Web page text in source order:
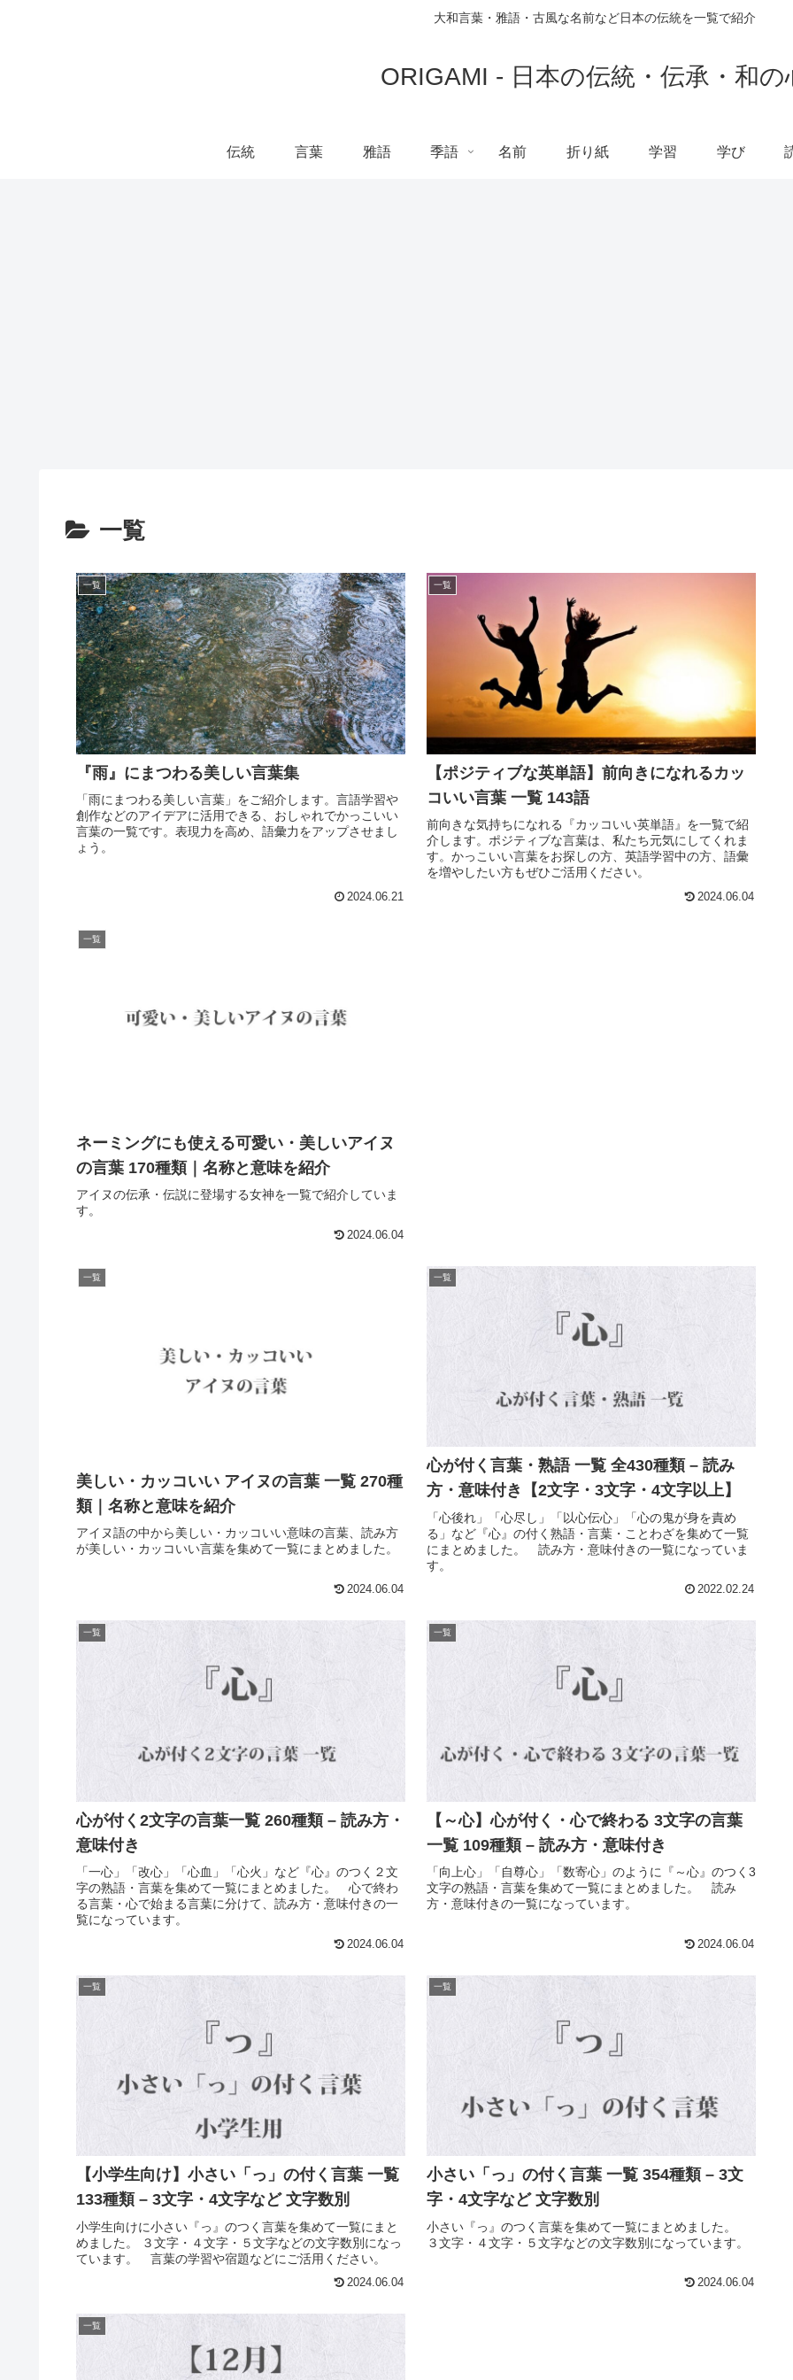
大和言葉・雅語・古風な名前など日本の伝統を一覧で紹介
ORIGAMI - 日本の伝統・伝承・和の
伝統 言葉 雅語 季語 名前 折り紙 学習 学び
一覧
一覧
『雨』にまつわる美しい言葉集
「雨にまつわる美しい言葉」をご紹介します。言語学習や
創作などのアイデアに活用できる、おしゃれでかっこいい
言葉の一覧です。表現力を高め、語彙力をアップさせまし
ょう。
2024.06.21
一覧
【ポジティブな英単語】前向きになれるカッ
コいい言葉 一覧 143語
前向きな気持ちになれる『カッコいい英単語』を一覧で紹
介します。ポジティブな言葉は、私たち元気にしてくれま
す。かっこいい言葉をお探しの方、英語学習中の方、語彙
を増やしたい方もぜひご活用ください。
2024.06.04
一覧
ネーミングにも使える可愛い・美しいアイヌ
の言葉 170種類｜名称と意味を紹介
アイヌの伝承・伝説に登場する女神を一覧で紹介していま
す。
2024.06.04
一覧
美しい・カッコいい アイヌの言葉 一覧 270種
類｜名称と意味を紹介
アイヌ語の中から美しい・カッコいい意味の言葉、読み方
が美しい・カッコいい言葉を集めて一覧にまとめました。
2024.06.04
一覧
心が付く言葉・熟語 一覧 全430種類 – 読み
方・意味付き【2文字・3文字・4文字以上】
「心後れ」「心尽し」「以心伝心」「心の鬼が身を責め
る」など『心』の付く熟語・言葉・ことわざを集めて一覧
にまとめました。 読み方・意味付きの一覧になっていま
す。
2022.02.24
一覧
心が付く2文字の言葉一覧 260種類 – 読み方・
意味付き
「一心」「改心」「心血」「心火」など『心』のつく２文
字の熟語・言葉を集めて一覧にまとめました。 心で終わ
る言葉・心で始まる言葉に分けて、読み方・意味付きの一
覧になっています。
2024.06.04
一覧
【～心】心が付く・心で終わる 3文字の言葉
一覧 109種類 – 読み方・意味付き
「向上心」「自尊心」「数寄心」のように『～心』のつく3
文字の熟語・言葉を集めて一覧にまとめました。 読み
方・意味付きの一覧になっています。
2024.06.04
一覧
【小学生向け】小さい「っ」の付く言葉 一覧
133種類 – 3文字・4文字など 文字数別
小学生向けに小さい『っ』のつく言葉を集めて一覧にまと
めました。 ３文字・４文字・５文字などの文字数別になっ
ています。 言葉の学習や宿題などにご活用ください。
2024.06.04
一覧
小さい「っ」の付く言葉 一覧 354種類 – 3文
字・4文字など 文字数別
小さい『っ』のつく言葉を集めて一覧にまとめました。
３文字・４文字・５文字などの文字数別になっています。
2024.06.04
一覧